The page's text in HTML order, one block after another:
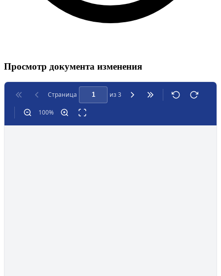
Просмотр документа изменения